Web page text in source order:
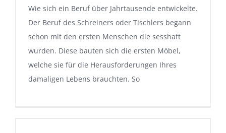
Wie sich ein Beruf über Jahrtausende entwickelte.
Der Beruf des Schreiners oder Tischlers begann
schon mit den ersten Menschen die sesshaft
wurden. Diese bauten sich die ersten Möbel,
welche sie für die Herausforderungen Ihres
damaligen Lebens brauchten. So